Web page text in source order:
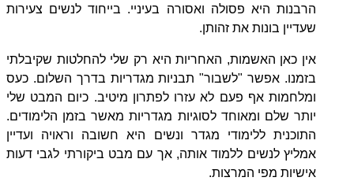
הרבנות היא פסולה ואסורה בעיניי. בייחוד לנשים צעירות
שעדיין בונות את זהותן.
אין כאן האשמות, האחריות היא רק שלי להחלטות שקיבלתי
בזמנו. אפשר "לשבור" תבניות מגדריות בדרך השלום. כעס
ומלחמות אף פעם לא עזרו לפתרון מיטיב. כיום המבט שלי
יותר שלם ומאוחד לסוגיות מגדריות מאשר בזמן הלימודים.
התוכנית ללימודי מגדר ונשים היא חשובה וראויה ועדיין
אמליץ לנשים ללמוד אותה, אך עם מבט ביקורתי לגבי דעות
אישיות מפי המרצות.